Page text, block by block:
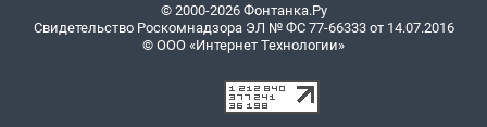
© 2000-2026 Фонтанка.Ру
Свидетельство Роскомнадзора ЭЛ № ФС 77-66333 от 14.07.2016
© ООО «Интернет Технологии»